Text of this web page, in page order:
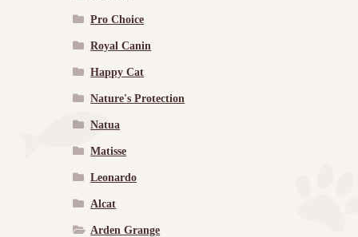
Pro Choice
Royal Canin
Happy Cat
Nature's Protection
Natua
Matisse
Leonardo
Alcat
Arden Grange